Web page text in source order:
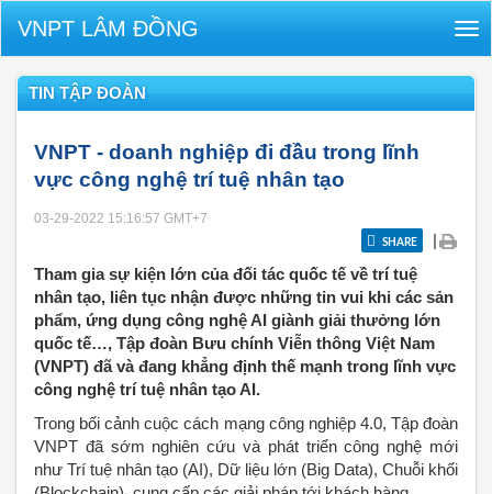
VNPT LÂM ĐỒNG
TIN TẬP ĐOÀN
VNPT - doanh nghiệp đi đầu trong lĩnh
vực công nghệ trí tuệ nhân tạo
03-29-2022 15:16:57 GMT+7
SHARE
|
Tham gia sự kiện lớn của đối tác quốc tế về trí tuệ
nhân tạo, liên tục nhận được những tin vui khi các sản
phẩm, ứng dụng công nghệ AI giành giải thưởng lớn
quốc tế…, Tập đoàn Bưu chính Viễn thông Việt Nam
(VNPT) đã và đang khẳng định thế mạnh trong lĩnh vực
công nghệ trí tuệ nhân tạo AI.
Trong bối cảnh cuộc cách mạng công nghiệp 4.0, Tập đoàn
VNPT đã sớm nghiên cứu và phát triển công nghệ mới
như Trí tuệ nhân tạo (AI), Dữ liệu lớn (Big Data), Chuỗi khối